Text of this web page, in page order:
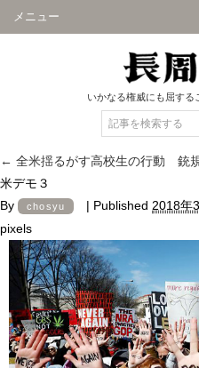
メニュー
いかなる権威にも屈する
← 全米揺るがす高校生の行動 銃
米デモ３
By
chosyu | Published 2018年
pixels